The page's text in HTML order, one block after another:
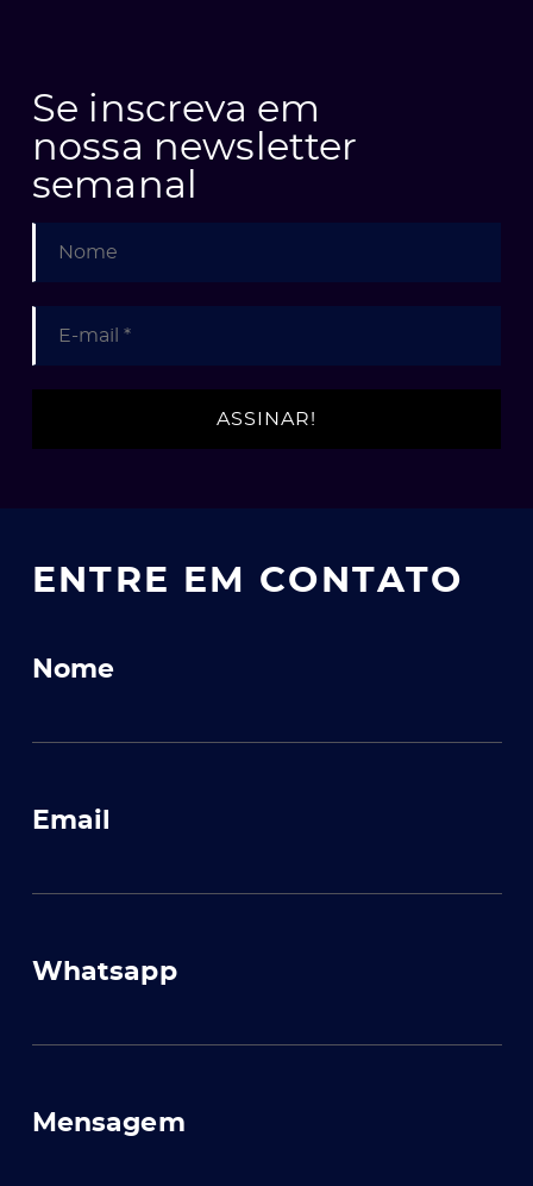
Se inscreva em
nossa newsletter
semanal
ENTRE EM CONTATO
Nome
Email
Whatsapp
Mensagem